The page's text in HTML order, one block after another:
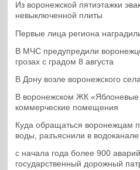
Из воронежской пятиэтажки
невыключенной плиты
Первые лица региона
В МЧС предупредили
грозах с градом 8 августа
В Дону возле воронежского
В воронежском ЖК
коммерческие помещения
Куда обращаться воронежцам
воды, разъяснили в водоканале
с начала года более 900
государственный дорожный